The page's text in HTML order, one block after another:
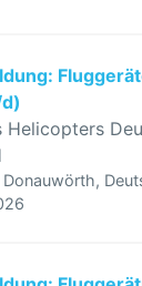
Helicopters